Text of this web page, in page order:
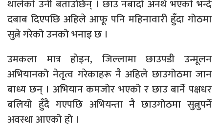
थालेको उनी बताउँछिन् । छाउ नबार्दा अनर्थ भएको भन्दै
दबाब दिएपछि अहिले आफू पनि महिनावारी हुँदा गोठमा
सुत्ने गरेको उनको भनाइ छ ।
उमकला मात्र होइन, जिल्लामा छाउपडी उन्मूलन
अभियानको नेतृत्व गरेकाहरू नै अहिले छाउगोठमा जान
बाध्य छन् । अभियान कमजोर भएको र छाउ बार्ने पक्षधर
बलियो हुँदै गएपछि अभियन्ता नै छाउगोठमा सुत्नुपर्ने
अवस्था आएको हो ।